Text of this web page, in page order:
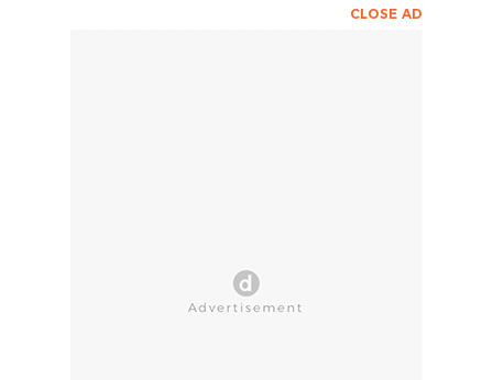
CLOSE AD